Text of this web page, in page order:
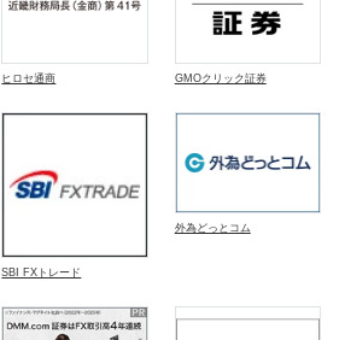
ヒロセ通商 GMOクリック証券
SBI FXトレード
外為どっとコム